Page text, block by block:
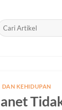
KEHIDUPAN